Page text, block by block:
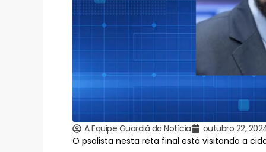
A Equipe Guardiã da Notícia
outubro 22,
O psolista nesta reta final está visitando a